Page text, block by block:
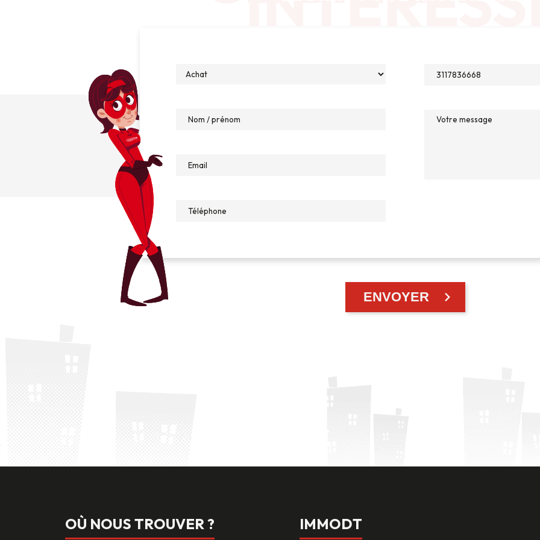
OÙ NOUS TROUVER ? IMMODT